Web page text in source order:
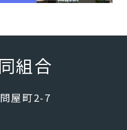
組合
屋町2-7